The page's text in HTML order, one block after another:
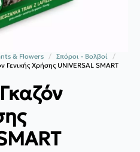
& Flowers
Σπόροι - Βολβοί
Γενικής Χρήσης UNIVERSAL SMART